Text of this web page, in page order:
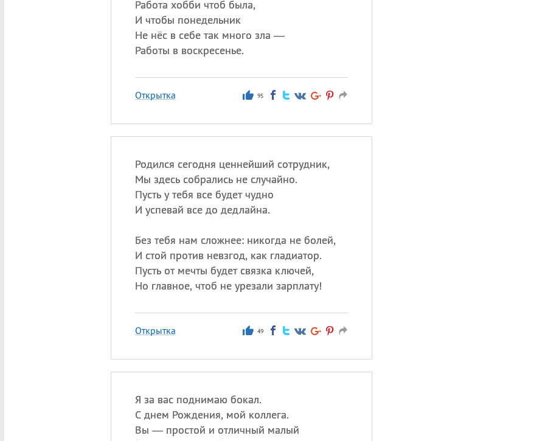
Работа хобби чтоб была,
И чтобы понедельник
Не нёс в себе так много зла —
Работы в воскресенье.
Открытка 95
Родился сегодня ценнейший сотрудник,
Мы здесь собрались не случайно.
Пусть у тебя все будет чудно
И успевай все до дедлайна.
Без тебя нам сложнее: никогда не болей,
И стой против невзгод, как гладиатор.
Пусть от мечты будет связка ключей,
Но главное, чтоб не урезали зарплату!
Открытка 49
Я за вас поднимаю бокал.
С днем Рождения, мой коллега.
Вы — простой и отличный малый